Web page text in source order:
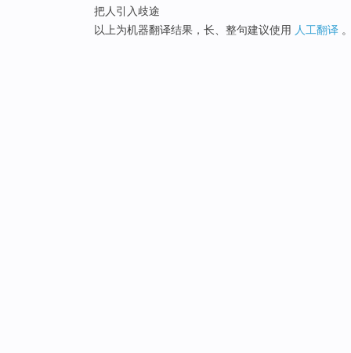
把人引入歧途
以上为机器翻译结果，长、整句建议使用 人工翻译